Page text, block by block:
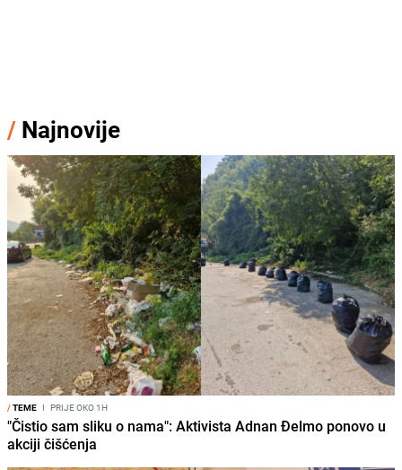
/ Najnovije
/TEME I PRIJE OKO 1H
"Čistio sam sliku o nama": Aktivista Adnan Đelmo ponovo u
akciji čišćenja